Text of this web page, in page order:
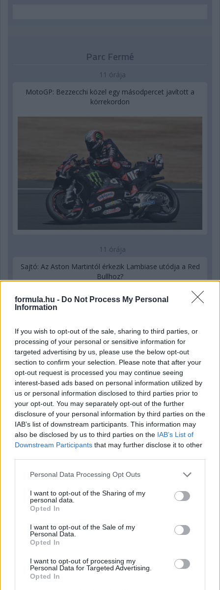
formula.hu - Do Not Process My Personal
Information
If you wish to opt-out of the sale, sharing to third parties, or
processing of your personal or sensitive information for
targeted advertising by us, please use the below opt-out
section to confirm your selection. Please note that after your
opt-out request is processed you may continue seeing
interest-based ads based on personal information utilized by
us or personal information disclosed to third parties prior to
your opt-out. You may separately opt-out of the further
disclosure of your personal information by third parties on the
IAB’s list of downstream participants. This information may
also be disclosed by us to third parties on the IAB’s List of
Downstream Participants that may further disclose it to other
Please note that this website/app uses one or more Google
not limited to your visit or usage behaviour. You may click to
grant or deny consent to Google and its third-party tags to
use your data for below specified purposes in below Google
consent section.
Personal Data Processing Opt Outs
I want to opt-out of the Sharing of my
personal data.
Opted In
I want to opt-out of the Sale of my
Personal Data.
Opted In
I want to opt-out of processing my
Personal Data for Targeted Advertising.
Opted In
Parc Fermé
11 órája
MotoGP: Bezzecchi közel egy másodpercet javított a
körrekordon
11 órája
Sajtó: Az Aston Martintól érkezik Lambiase utódja a Red
Bullhoz?
16 órája
Óriási bevétel-visszaesést könyvelhetett el az F1 a
második negyedévben